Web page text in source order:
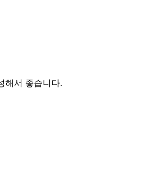
해서 좋습니다.